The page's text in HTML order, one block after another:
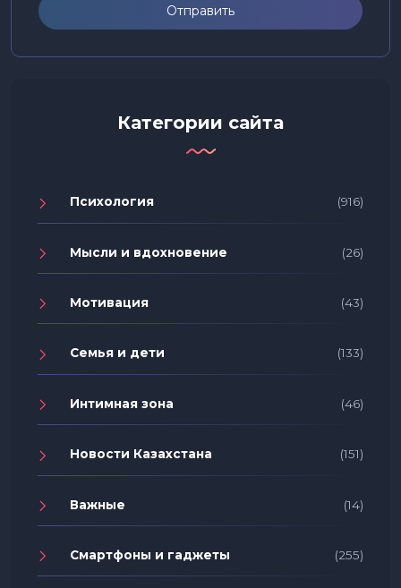
Отправить
Категории сайта
Психология (916)
Мысли и вдохновение (26)
Мотивация (43)
Семья и дети (133)
Интимная зона (46)
Новости Казахстана (151)
Важные (14)
Смартфоны и гаджеты (255)